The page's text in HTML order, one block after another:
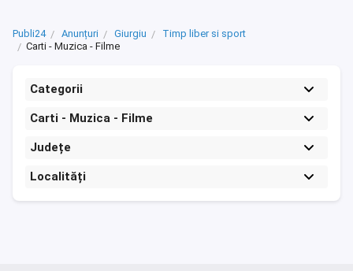
Publi24 Anunțuri Giurgiu
Timp liber si sport
Carti - Muzica - Filme
Categorii
Carti - Muzica - Filme
Județe
Localități